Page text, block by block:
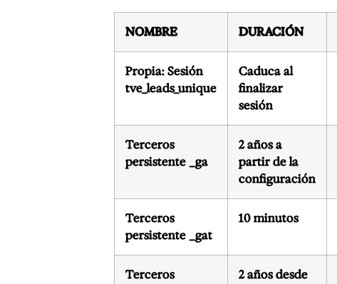
NOMBRE DURACIÓN
Propia: Sesión
tve_leads_unique
Caduca al
finalizar
sesión
Terceros
persistente _ga
2 años a
partir de la
configuración
Terceros
persistente _gat
10 minutos
Terceros
2 años desde